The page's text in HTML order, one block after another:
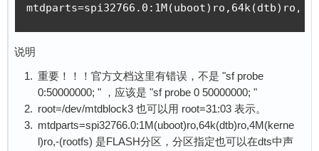
说明
重要！！！官方文档这里有错误，不是 "sf probe
0:50000000; " ，应该是 "sf probe 0 50000000; "
root=/dev/mtdblock3 也可以用 root=31:03 表示。
mtdparts=spi32766.0:1M(uboot)ro,64k(dtb)ro,4M(kerne
l)ro,-(rootfs) 是FLASH分区，分区指定也可以在dts中声